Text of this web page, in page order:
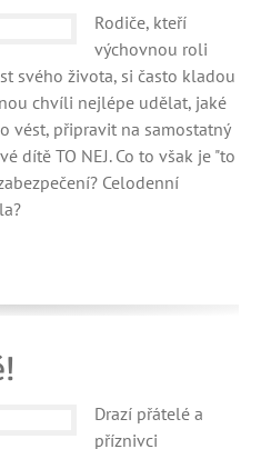
Rodiče, kteří
výchovnou roli
svého života, si často kladou
chvíli nejlépe udělat, jaké
vést, připravit na samostatný
dítě TO NEJ. Co to však je "to
Celodenní
Drazí přátelé a
příznivci